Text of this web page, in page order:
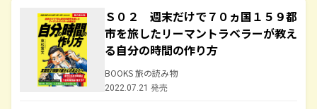
Ｓ０２ 週末だけで７０ヵ国１５９都
市を旅したリーマントラベラーが教え
る自分の時間の作り方
BOOKS 旅の読み物
2022.07.21 発売